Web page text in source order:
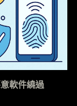
軟件繞過